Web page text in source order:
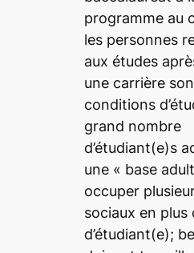
programme au
les personnes
aux études
une carrière
conditions
grand nombre
d’étudiant(e)s
une « base
occuper
sociaux en plus
d’étudiant(e);